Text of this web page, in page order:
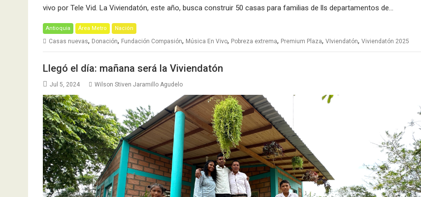
vivo por Tele Vid. La Viviendatón, este año, busca construir 50 casas para familias de lls departamentos de…
Antioquia Área Metro Nación
Casas nuevas, Donación, Fundación Compasión, Música En Vivo, Pobreza extrema, Premium Plaza, VIviendatón, Viviendatón 2025
Llegó el día: mañana será la Viviendatón
Jul 5, 2024 Wilson Stiven Jaramillo Agudelo